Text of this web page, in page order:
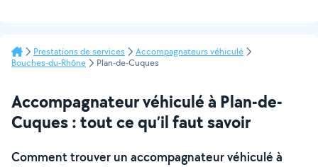
Prestations de services
Accompagnateurs véhiculé
Bouches-du-Rhône
Plan-de-Cuques
Accompagnateur véhiculé à Plan-de-
Cuques : tout ce qu’il faut savoir
Comment trouver un accompagnateur véhiculé à